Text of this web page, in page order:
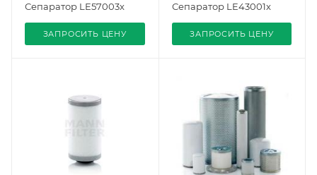
Сепаратор LE57003x
ЗАПРОСИТЬ ЦЕНУ
Сепаратор LE43001x
ЗАПРОСИТЬ ЦЕНУ